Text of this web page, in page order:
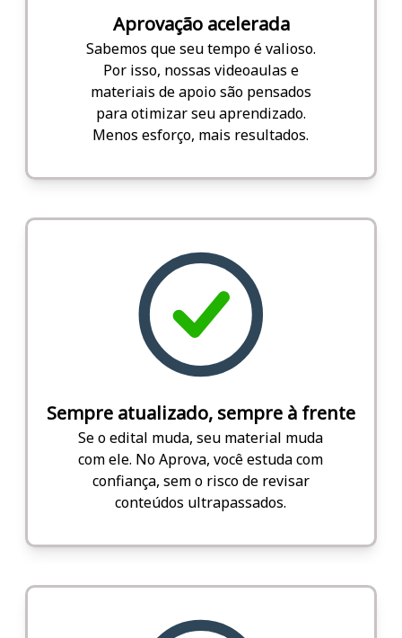
Aprovação acelerada
Sabemos que seu tempo é valioso.
Por isso, nossas videoaulas e
materiais de apoio são pensados
para otimizar seu aprendizado.
Menos esforço, mais resultados.
Sempre atualizado, sempre à frente
Se o edital muda, seu material muda
com ele. No Aprova, você estuda com
confiança, sem o risco de revisar
conteúdos ultrapassados.